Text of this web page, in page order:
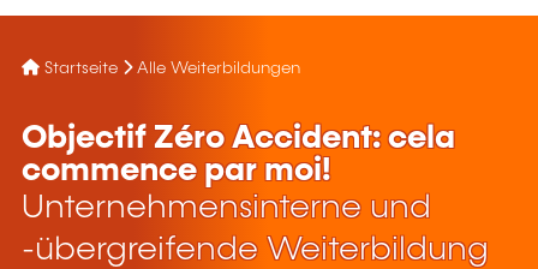
Startseite Alle Weiterbildungen
Objectif Zéro Accident: cela
commence par moi!
Unternehmensinterne und
-übergreifende Weiterbildung